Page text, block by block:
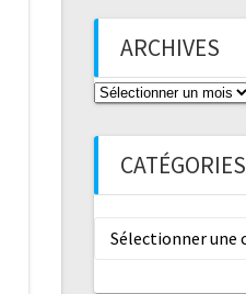
ARCHIVES
Archives
CATÉGORIES
Catégories